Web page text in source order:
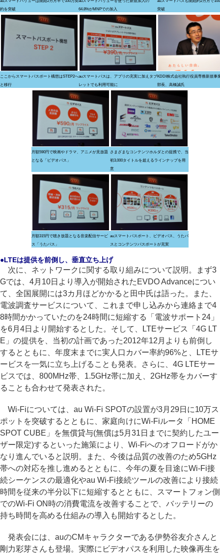
約を突破
64.8%がMNPでの加入
突破
ここからスマートパスポート構想はSTEP2へ
と移行
auスマートパスは、アプリの充実に加えタブ
レットでも利用可能に
KDDI株式会社執行役員専務新規事
部長、高橋誠氏
月額590円で映画やドラマ、アニメが見放題
となる「ビデオパス」
さまざまなコンテンツホルダとの提携で、当
初3,000タイトルを超えるラインナップを用
意
月額315円で聴き放題となる音楽配信サービ
ス「うたパス」
auスマートパスポート、ビデオパス、うたパ
スとコンテンツパスポートが充実
●LTEは提供を前倒し、垂直立ち上げ
次に、ネットワークに関する取り組みについて説明。まず3
Gでは、4月10日より導入が開始されたEVDO Advanceについ
て、全国展開には3カ月ほどかかると田中氏は語った。また、
電波調査サービスについて、これまで申し込みから連絡まで4
8時間かかっていたのを24時間に短縮する「電波サポート24」
を6月4日より開始するとした。そして、LTEサービス「4G LT
E」の提供を、当初の計画であった2012年12月よりも前倒し
するとともに、年度末までに実人口カバー率約96%と、LTEサ
ービスを一気に立ち上げることも発表。さらに、4G LTEサー
ビスでは、800MHz帯、1.5GHz帯に加え、2GHz帯をカバーす
ることも合わせて発表された。
Wi-Fiについては、au Wi-Fi SPOTの設置が3月29日に10万ス
ポットを突破するとともに、家庭向けにWi-Fiルータ「HOME
SPOT CUBE」を無償貸与(無償は5月31日までに契約したユー
ザー限定)するといった施策により、Wi-Fiへのオフロードがか
なり進んでいると説明。また、今後は品質の改善のため5GHz
帯への対応を推し進めるとともに、今年の夏を目途にWi-Fi接
続シーケンスの最適化やau Wi-Fi接続ツールの改善により接続
時間を従来の半分以下に短縮するとともに、スマートフォン側
でのWi-Fi ON時の消費電流を改善することで、バッテリーの
持ち時間を高める仕組みの導入も開始するとした。
発表会には、auのCMキャラクターである伊勢谷友介さんと
剛力彩芽さんも登場。実際にビデオパスを利用した映像再生を